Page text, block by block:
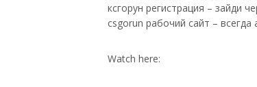
ксгорун регистрация – зайди
csgorun рабочий сайт –
Watch here: